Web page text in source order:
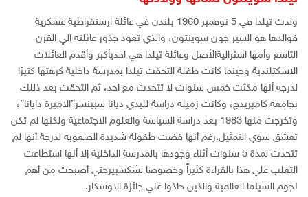
ولدت تيلدا في 5 نوفمبر 1960 بلندن في عائلة ارستقراطية عسكرية
فوالدها هو السير جون سوينتون، والذي تعود جذور عائلته الي القرن
التاسع وأمها استراليةالأصل وعائلة تيلدا هي احديأكبر وأقدم العائلات
الاسكتلندية وحينما كانت طفلة التحقت تيلدا بمدرسة داخلية كرهتها كثيرًا
لدرجه أنها مكثت خمس سنوات لا تتحدث مع احد، ثم التحقت بعد ذللك
بجامعه كامبريدج، وكانت زميله دراسة لليدي ديانا سبينسر”الاميرة دايانا”،
وتخرجت منها 1983 بعد دراسة السياسة والعلوم الاجتماعية ولكنها لم تكن
تعشق سوي التمثيل.رغم أنها قضت طفولة شديدة الصعوبه لدرجة أنها لم
تتحدث لمدة 5 سنوات أثناء وجودها بالمدرسة الداخلية إلا أنها استطاعت
التغلب علي هذا بالقراءة كثيراً وخصوصا لشكسبيرحتي أصبحت من أهم
نجوم السينما العالمية والذين حاذوا علي جائزة الاوسكار.